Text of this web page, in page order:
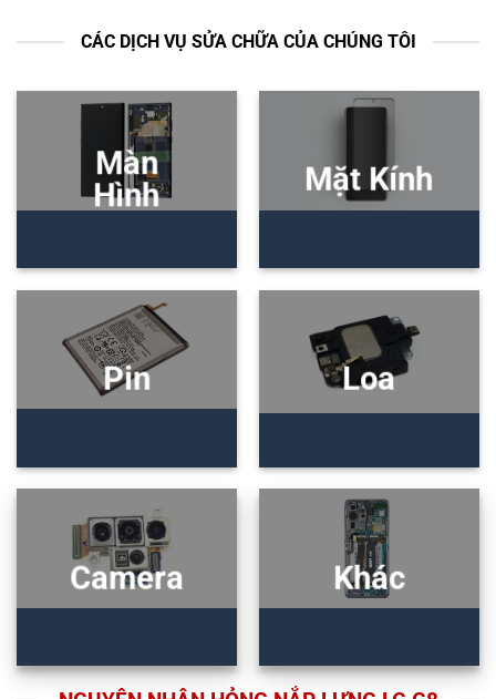
CÁC DỊCH VỤ SỬA CHỮA CỦA CHÚNG TÔI
Màn
Hình
Mặt Kính
Pin Loa
Camera Khác